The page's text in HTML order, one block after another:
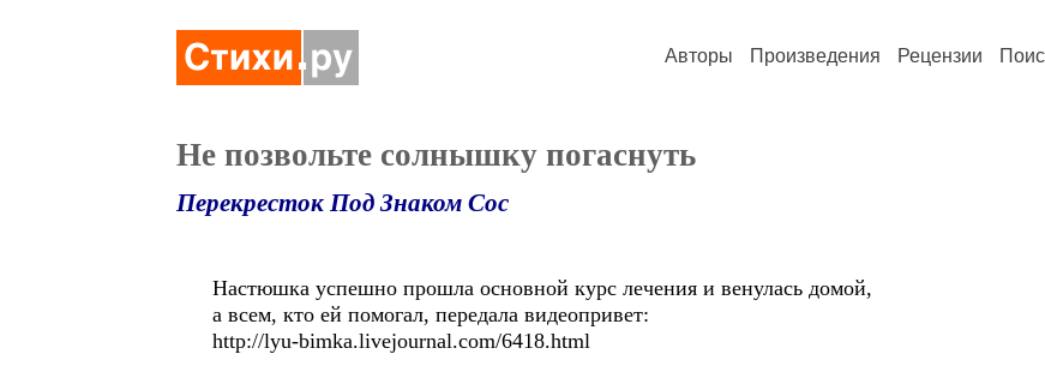
Авторы Произведения Рецензии
Не позвольте солнышку погаснуть
Перекресток Под Знаком Сос
Настюшка успешно прошла основной курс лечения и венулась домой,
а всем, кто ей помогал, передала видеопривет:
http://lyu-bimka.livejournal.com/6418.html